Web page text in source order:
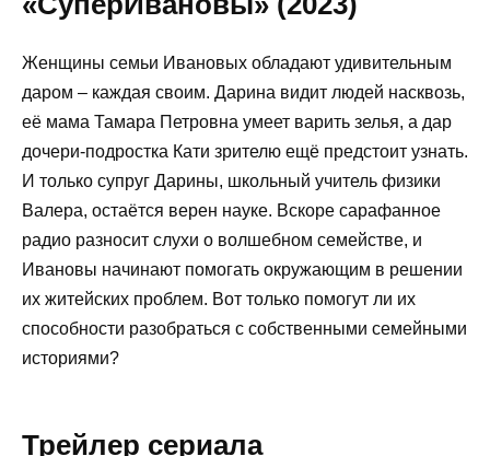
Женщины семьи Ивановых обладают удивительным
даром – каждая своим. Дарина видит людей насквозь,
её мама Тамара Петровна умеет варить зелья, а дар
дочери-подростка Кати зрителю ещё предстоит узнать.
И только супруг Дарины, школьный учитель физики
Валера, остаётся верен науке. Вскоре сарафанное
радио разносит слухи о волшебном семействе, и
Ивановы начинают помогать окружающим в решении
их житейских проблем. Вот только помогут ли их
способности разобраться с собственными семейными
историями?
Трейлер сериала